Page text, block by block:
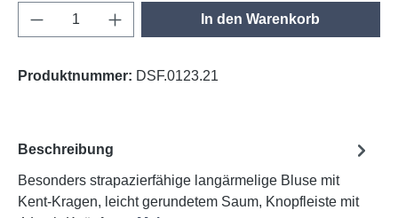
Produkt Anzahl: Gib den gewünschten
In den Warenkorb
Produktnummer: DSF.0123.21
Beschreibung
Besonders strapazierfähige langärmelige Bluse mit
Kent-Kragen, leicht gerundetem Saum, Knopfleiste mit